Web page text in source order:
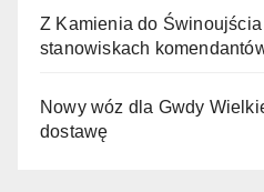
Z Kamienia do
stanowiskach
Nowy wóz dla Gwdy
dostawę